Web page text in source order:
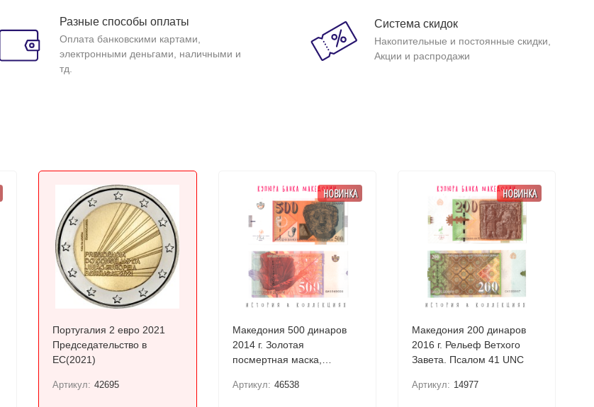
Разные способы оплаты
Оплата банковскими картами,
электронными деньгами, наличными и
тд.
Система скидок
Накопительные и постоянные скидки,
Акции и распродажи
Португалия 2 евро 2021
Председательство в
ЕС(2021)
Артикул: 42695
НОВИНКА
Македония 500 динаров
2014 г. Золотая
посмертная маска,
Артикул: 46538
НОВИНКА
Македония 200 динаров
2016 г. Рельеф Ветхого
Завета. Псалом 41 UNC
Артикул: 14977